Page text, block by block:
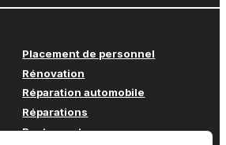
Placement de personnel
Rénovation
Réparation automobile
Réparations
Restaurant